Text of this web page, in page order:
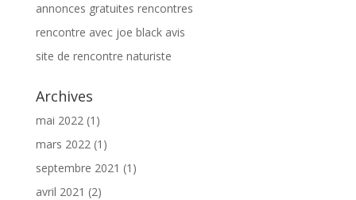
annonces gratuites rencontres
rencontre avec joe black avis
site de rencontre naturiste
Archives
mai 2022(1)
mars 2022(1)
septembre 2021 (1)
avril 2021 (2)